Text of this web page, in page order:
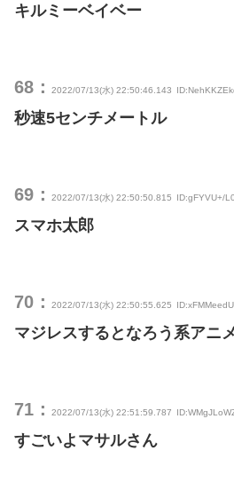
キルミーベイベー
68： 2022/07/13(水) 22:50:46.143
秒速5センチメートル
69： 2022/07/13(水) 22:50:50.815 ID:gFYVU+/L0
スマホ太郎
70： 2022/07/13(水) 22:50:55.625
マジレスするとなろう系アニ
71： 2022/07/13(水) 22:51:59.787
すごいよマサルさん